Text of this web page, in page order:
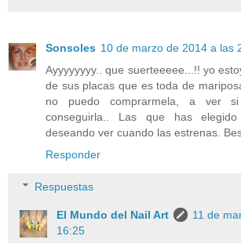
Sonsoles 10 de marzo de 2014 a las
Ayyyyyyyy.. que suerteeeee...!! yo
de sus placas que es toda de
no puedo comprarmela, a ver
conseguirla.. Las que has
deseando ver cuando las estrenas.
Responder
Respuestas
El Mundo del Nail Art
11 de
16:25